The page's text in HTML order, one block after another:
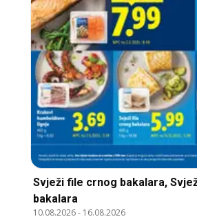
Svježi file crnog bakalara,
bakalara
10.08.2026- 16.08.2026